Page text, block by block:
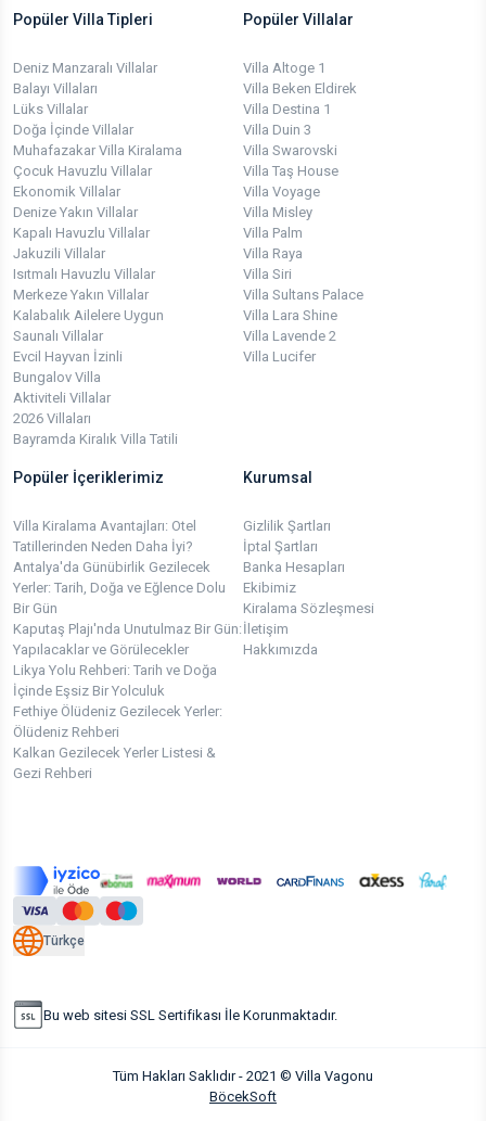
Popüler Villa Tipleri
Deniz Manzaralı Villalar
Balayı Villaları
Lüks Villalar
Doğa İçinde Villalar
Muhafazakar Villa Kiralama
Çocuk Havuzlu Villalar
Ekonomik Villalar
Denize Yakın Villalar
Kapalı Havuzlu Villalar
Jakuzili Villalar
Isıtmalı Havuzlu Villalar
Merkeze Yakın Villalar
Kalabalık Ailelere Uygun
Saunalı Villalar
Evcil Hayvan İzinli
Bungalov Villa
Aktiviteli Villalar
2026 Villaları
Bayramda Kiralık Villa Tatili
Popüler Villalar
Villa Altoge 1
Villa Beken Eldirek
Villa Destina 1
Villa Duin 3
Villa Swarovski
Villa Taş House
Villa Voyage
Villa Misley
Villa Palm
Villa Raya
Villa Siri
Villa Sultans Palace
Villa Lara Shine
Villa Lavende 2
Villa Lucifer
Popüler İçeriklerimiz
Villa Kiralama Avantajları: Otel
Tatillerinden Neden Daha İyi?
Antalya'da Günübirlik Gezilecek
Yerler: Tarih, Doğa ve Eğlence Dolu
Bir Gün
Kaputaş Plajı'nda Unutulmaz Bir Gün:
Yapılacaklar ve Görülecekler
Likya Yolu Rehberi: Tarih ve Doğa
İçinde Eşsiz Bir Yolculuk
Fethiye Ölüdeniz Gezilecek Yerler:
Ölüdeniz Rehberi
Kalkan Gezilecek Yerler Listesi &
Gezi Rehberi
Kurumsal
Gizlilik Şartları
İptal Şartları
Banka Hesapları
Ekibimiz
Kiralama Sözleşmesi
İletişim
Hakkımızda
Türkçe
Bu web sitesi SSL Sertifikası İle Korunmaktadır.
Tüm Hakları Saklıdır - 2021 © Villa Vagonu
BöcekSoft